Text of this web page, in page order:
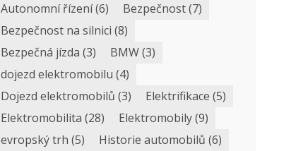
Autonomní řízení(6) Bezpečnost(7)
Bezpečnost na silnici (8)
Bezpečná jízda (3) BMW(3)
dojezd elektromobilu (4)
Dojezd elektromobilů (3) Elektrifikace (5)
Elektromobilita (28) Elektromobily(9)
evropský trh (5) Historie automobilů (6)